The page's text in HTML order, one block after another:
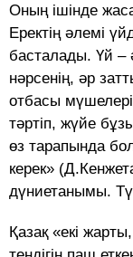
Оның ішінде
Еректің әлемі
басталады. Үй –
нәрсенің, әр
отбасы
тәртіп, жүйе
өз тарапында
керек»
дүниетанымы.
Қазақ «екі